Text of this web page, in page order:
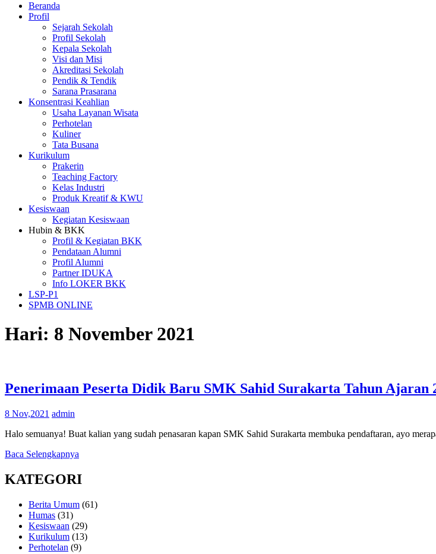
Beranda
Profil
Sejarah Sekolah
Profil Sekolah
Kepala Sekolah
Visi dan Misi
Akreditasi Sekolah
Pendik & Tendik
Sarana Prasarana
Konsentrasi Keahlian
Usaha Layanan Wisata
Perhotelan
Kuliner
Tata Busana
Kurikulum
Prakerin
Teaching Factory
Kelas Industri
Produk Kreatif & KWU
Kesiswaan
Kegiatan Kesiswaan
Hubin & BKK
Profil & Kegiatan BKK
Pendataan Alumni
Profil Alumni
Partner IDUKA
Info LOKER BKK
LSP-P1
SPMB ONLINE
Hari: 8 November 2021
Penerimaan Peserta Didik Baru SMK Sahid Surakarta Tahun Ajaran
8 Nov,2021 admin
Halo semuanya! Buat kalian yang sudah penasaran kapan SMK Sahid Surakarta membuka pendaftaran, ayo
Baca Selengkapnya
KATEGORI
Berita Umum (61)
Humas (31)
Kesiswaan (29)
Kurikulum (13)
Perhotelan (9)